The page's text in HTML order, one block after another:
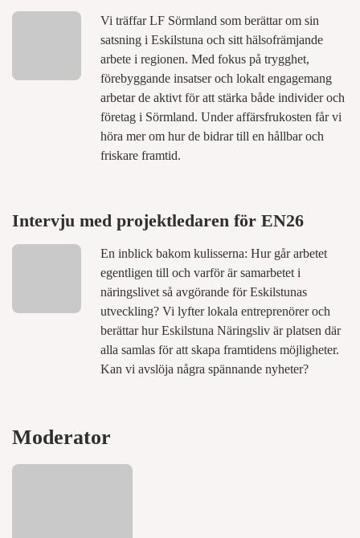
Vi träffar LF Sörmland som berättar om sin
satsning i Eskilstuna och sitt hälsofrämjande
arbete i regionen. Med fokus på trygghet,
förebyggande insatser och lokalt engagemang
arbetar de aktivt för att stärka både individer och
företag i Sörmland. Under affärsfrukosten får vi
höra mer om hur de bidrar till en hållbar och
friskare framtid.
Intervju med projektledaren för EN26
En inblick bakom kulisserna: Hur går arbetet
egentligen till och varför är samarbetet i
näringslivet så avgörande för Eskilstunas
utveckling? Vi lyfter lokala entreprenörer och
berättar hur Eskilstuna Näringsliv är platsen där
alla samlas för att skapa framtidens möjligheter.
Kan vi avslöja några spännande nyheter?
Moderator